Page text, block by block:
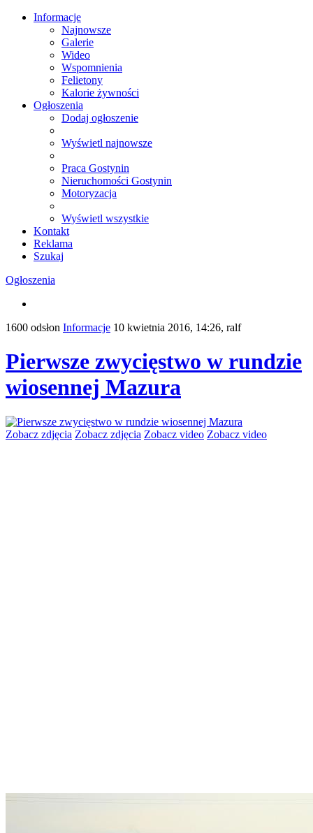
Informacje
Najnowsze
Galerie
Wideo
Wspomnienia
Felietony
Kalorie żywności
Ogłoszenia
Dodaj ogłoszenie
Wyświetl najnowsze
Praca Gostynin
Nieruchomości Gostynin
Motoryzacja
Wyświetl wszystkie
Kontakt
Reklama
Szukaj
Ogłoszenia
1600 odsłon Informacje 10 kwietnia 2016, 14:26, ralf
Pierwsze zwycięstwo w rundzie
wiosennej Mazura
Zobacz zdjęcia Zobacz zdjęcia Zobacz video Zobacz video